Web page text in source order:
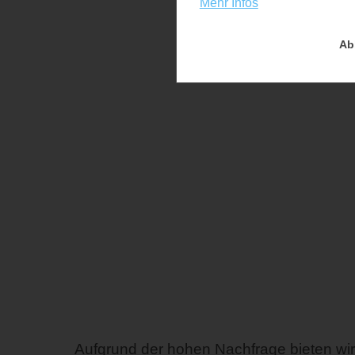
Aufgrund der hohen Nachfrage bieten
Mehr Infos